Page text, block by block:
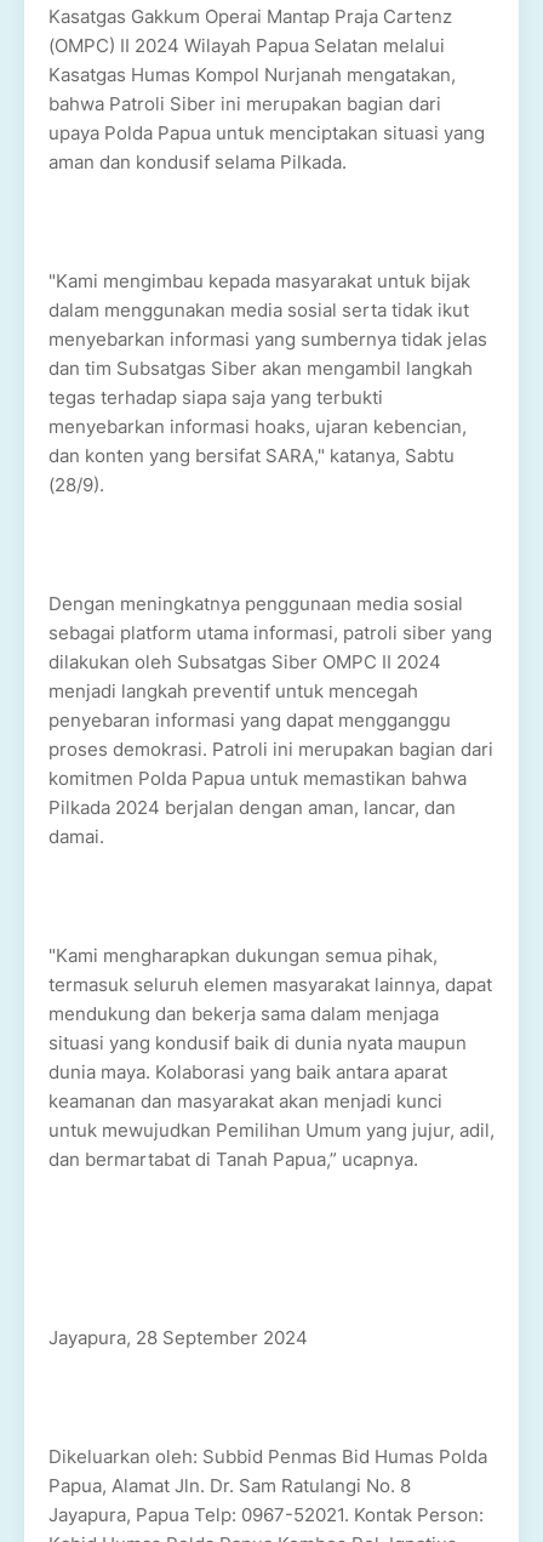
Kasatgas Gakkum Operai Mantap Praja Cartenz
(OMPC) II 2024 Wilayah Papua Selatan melalui
Kasatgas Humas Kompol Nurjanah mengatakan,
bahwa Patroli Siber ini merupakan bagian dari
upaya Polda Papua untuk menciptakan situasi yang
aman dan kondusif selama Pilkada.
"Kami mengimbau kepada masyarakat untuk bijak
dalam menggunakan media sosial serta tidak ikut
menyebarkan informasi yang sumbernya tidak jelas
dan tim Subsatgas Siber akan mengambil langkah
tegas terhadap siapa saja yang terbukti
menyebarkan informasi hoaks, ujaran kebencian,
dan konten yang bersifat SARA," katanya, Sabtu
(28/9).
Dengan meningkatnya penggunaan media sosial
sebagai platform utama informasi, patroli siber yang
dilakukan oleh Subsatgas Siber OMPC II 2024
menjadi langkah preventif untuk mencegah
penyebaran informasi yang dapat mengganggu
proses demokrasi. Patroli ini merupakan bagian dari
komitmen Polda Papua untuk memastikan bahwa
Pilkada 2024 berjalan dengan aman, lancar, dan
damai.
"Kami mengharapkan dukungan semua pihak,
termasuk seluruh elemen masyarakat lainnya, dapat
mendukung dan bekerja sama dalam menjaga
situasi yang kondusif baik di dunia nyata maupun
dunia maya. Kolaborasi yang baik antara aparat
keamanan dan masyarakat akan menjadi kunci
untuk mewujudkan Pemilihan Umum yang jujur, adil,
dan bermartabat di Tanah Papua,” ucapnya.
Jayapura, 28 September 2024
Dikeluarkan oleh: Subbid Penmas Bid Humas Polda
Papua, Alamat Jln. Dr. Sam Ratulangi No. 8
Jayapura, Papua Telp: 0967-52021. Kontak Person: